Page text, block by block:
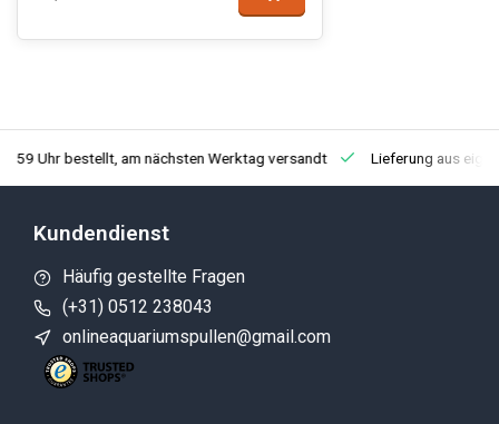
Uhr bestellt, am nächsten Werktag versandt Lieferung aus
Kundendienst
Häufig gestellte Fragen
(+31) 0512 238043
onlineaquariumspullen@gmail.com